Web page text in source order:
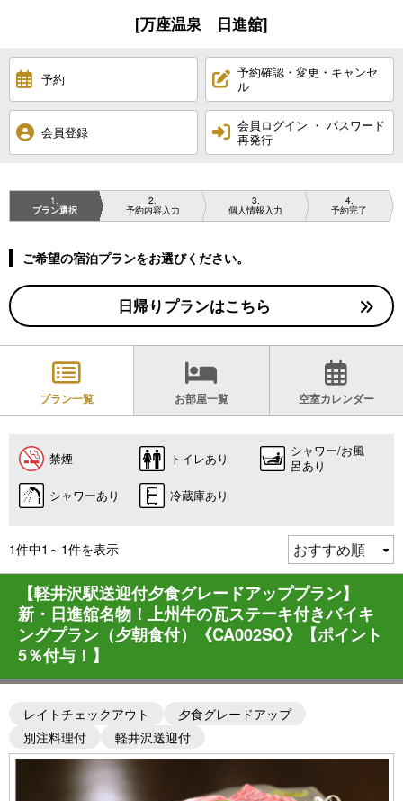
[万座温泉 日進舘]
予約
予約確認・変更・キャンセ
ル
会員登録
会員ログイン ・ パスワード
再発行
1
プラン選択
2
予約内容入力
3
個人情報入力
4
予約完了
ご希望の宿泊プランをお選びください。
日帰りプランはこちら
プラン一覧 お部屋一覧 空室カレンダー
禁煙 トイレあり
シャワー/お風
呂あり
シャワーあり
冷蔵庫あり
1件中1～1件を表示
【軽井沢駅送迎付夕食グレードアッププラン】
新・日進舘名物！上州牛の瓦ステーキ付きバイキ
ングプラン（夕朝食付）《CA002SO》【ポイント
5％付与！】
レイトチェックアウト
夕食グレードアップ
別注料理付
軽井沢送迎付